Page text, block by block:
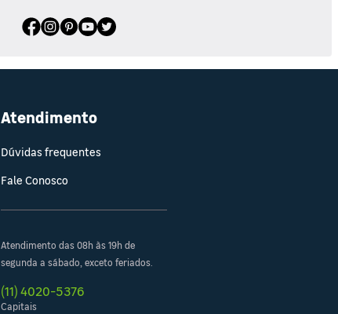
Atendimento
Dúvidas frequentes
Fale Conosco
Atendimento das 08h às 19h de
segunda a sábado, exceto feriados.
(11) 4020-5376
Capitais